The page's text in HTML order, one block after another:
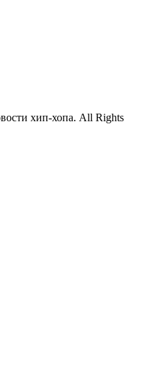
хип-хопа. All Rights